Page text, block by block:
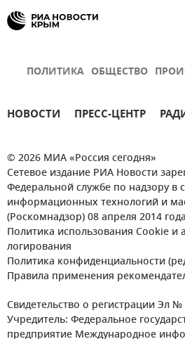
ПОЛИТИКА ОБЩЕСТВО
НОВОСТИ ПРЕСС-ЦЕНТР
© 2026 МИА «Россия сегодня»
Сетевое издание РИА Новости
Федеральной службе по надзору в
информационных технологий и
(Роскомнадзор) 08 апреля 2014
Политика использования Cookie и
логирования
Политика конфиденциальности
Правила применения
Свидетельство о регистрации Эл
Учредитель: Федеральное
предприятие Международное